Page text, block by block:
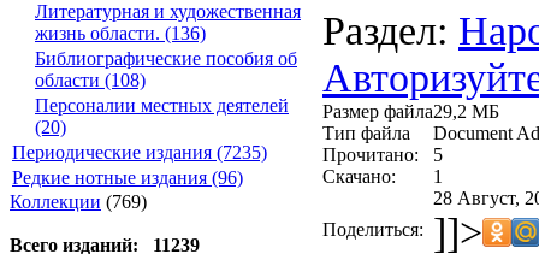
Литературная и художественная
жизнь области. (136)
Библиографические пособия об
области (108)
Персоналии местных деятелей
(20)
Периодические издания (7235)
Редкие нотные издания (96)
Коллекции (769)
Всего изданий: 11239
Раздел:
Размер файла29,2 МБ
Тип файла
Document
Прочитано:
5
Скачано:
1
28 Август,
Поделиться: ]]>